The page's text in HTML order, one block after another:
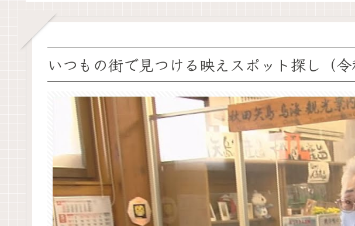
いつもの街で見つける映えスポット探し（令